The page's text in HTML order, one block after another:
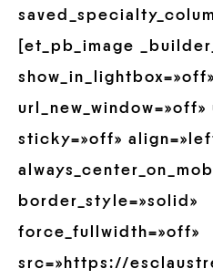
[et_pb_image
show_in_lightbox=»off»
url_new_window=»off»
sticky=»off»
border_style=»solid»
force_fullwidth=»off»
src=»https://